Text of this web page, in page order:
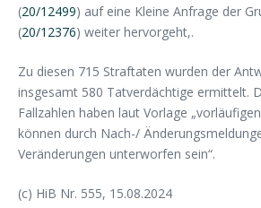
(20/12499) auf eine Kleine Anfrage der
(20/12376) weiter hervorgeht,.
Zu diesen 715 Straftaten wurden der
insgesamt 580 Tatverdächtige ermittelt.
Fallzahlen haben laut Vorlage
können durch Nach-/
Veränderungen unterworfen sein“.
(c) HiB Nr. 555, 15.08.2024